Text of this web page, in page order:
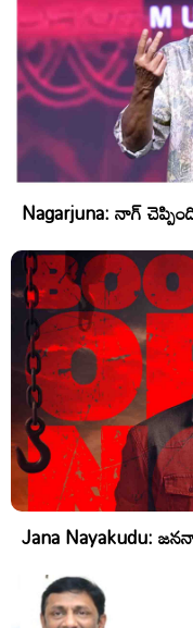
Nagarjuna: నాగ్
Jana Nayakudu: